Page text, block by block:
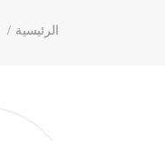
الرئيسية